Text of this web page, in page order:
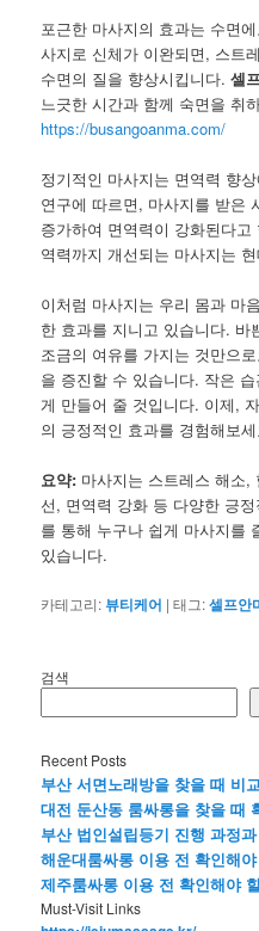
포근한 마사지의 효과는 수면
사지로 신체가 이완되면, 스트
수면의 질을 향상시킵니다.셀
느긋한 시간과 함께 숙면을 취
https://busangoanma.com/
정기적인 마사지는 면역력 향
연구에 따르면, 마사지를 받은
증가하여 면역력이 강화된다
역력까지 개선되는 마사지는
이처럼 마사지는 우리 몸과 마
한 효과를 지니고 있습니다.
조금의 여유를 가지는 것만으
을 증진할 수 있습니다. 작은
게 만들어 줄 것입니다. 이제,
의 긍정적인 효과를 경험해보
요약: 마사지는 스트레스 해소,
선, 면역력 강화 등 다양한 긍
를 통해 누구나 쉽게 마사지를
있습니다.
카테고리: 뷰티케어 |태그:셀프안
검색
Recent Posts
부산 서면노래방을 찾을 때 비
대전 둔산동 룸싸롱을 찾을 때
부산 법인설립등기 진행 과정
해운대룸싸롱 이용 전 확인해
제주룸싸롱 이용 전 확인해야
Must-Visit Links